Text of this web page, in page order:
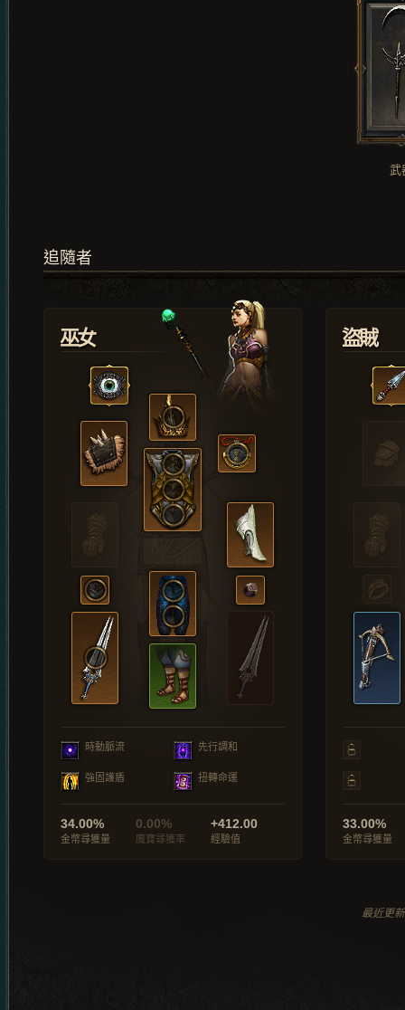
武
追隨者
巫女
時動脈流 先行調和
強固護盾 扭轉命運
34.00%
金幣尋獲量
0.00%
魔寶尋獲率
+412.00
經驗值
盜賊
33.00%
金幣尋獲量
最近更